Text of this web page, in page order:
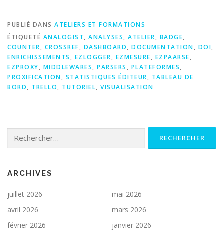
PUBLIÉ DANS ATELIERS ET FORMATIONS
ÉTIQUETÉ ANALOGIST, ANALYSES, ATELIER, BADGE,
COUNTER, CROSSREF, DASHBOARD, DOCUMENTATION, DOI,
ENRICHISSEMENTS , EZLOGGER, EZMESURE, EZPAARSE,
EZPROXY, MIDDLEWARES, PARSERS , PLATEFORMES,
PROXIFICATION, STATISTIQUES ÉDITEUR, TABLEAU DE
BORD, TRELLO, TUTORIEL, VISUALISATION
ARCHIVES
juillet 2026
mai 2026
avril 2026
mars 2026
février 2026
janvier 2026